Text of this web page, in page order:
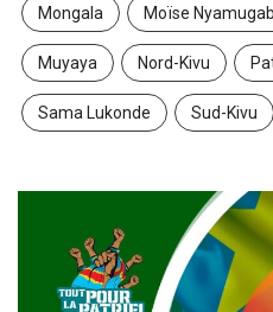
Mongala Moïse
Muyaya Nord-Kivu
Sama Lukonde Sud-Kivu